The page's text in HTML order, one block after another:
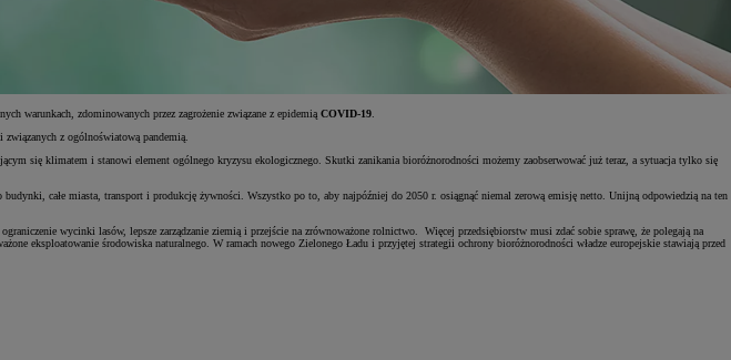
warunkach, zdominowanych przez zagrożenie związane z epidemią COVID-19
z ogólnoświatową pandemią.
się klimatem i stanowi element ogólnego kryzysu ekologicznego. Skutki zanikania bioróżnorodności możemy zaobserwować już teraz, a sytuacja tylko się
całe miasta, transport i produkcję żywności. Wszystko po to, aby najpóźniej do 2050 r. osiągnąć niemal zerową emisję netto. Unijną odpowiedzią na ten
wycinki lasów, lepsze zarządzanie ziemią i przejście na zrównoważone rolnictwo. Więcej przedsiębiorstw musi zdać sobie sprawę, że polegają na
eksploatowanie środowiska naturalnego. W ramach nowego Zielonego Ładu i przyjętej strategii ochrony bioróżnorodności władze europejskie stawiają przed